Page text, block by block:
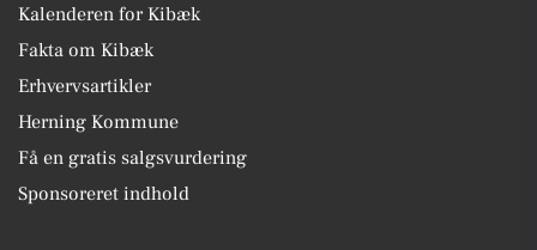
Kalenderen for Kibæk
Fakta om Kibæk
Erhvervsartikler
Herning Kommune
Få en gratis salgsvurdering
Sponsoreret indhold